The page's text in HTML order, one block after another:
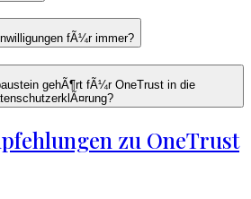
fÃ¼r immer?
gehÃ¶rt fÃ¼r OneTrust in die
zu OneTrust